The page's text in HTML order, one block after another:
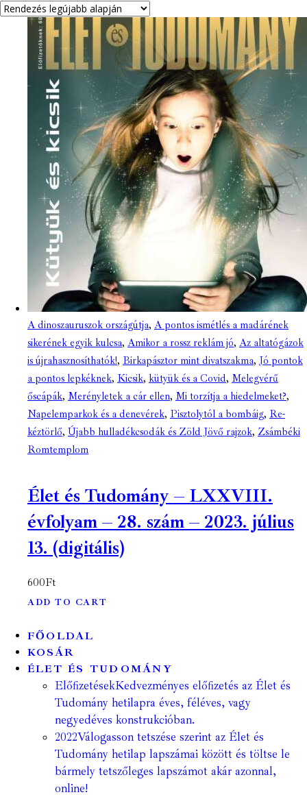
A dinoszauruszok országútja, A pontos ismétlés a madárének
sikerének egyik kulcsa, Amikor a rossz reklám jó, Az altatógázok
is újrahasznosíthatók!, Birkapásztor mint divatszakma, Jó pontok
a pontos lepkéknek, Kicsik, kütyük és a Covid, Melegvérű
őscápák, Merényletek a cár ellen, Mi torzítja a hiedelmeket?,
Napelemparkok és a denevérek, Pisztolytól a bombáig, Re-
kéztörlő, Újabb hulladékcsodák és Zöld Jövő rajzok, Zsámbéki
Romtemplom
Élet és Tudomány – LXXVIII.
évfolyam – 28. szám – 2023. július
13. (digitális)
600Ft
ADD TO CART
FŐOLDAL
KOSÁR
ÉLET ÉS TUDOMÁNY
ElőfizetésekKedvezményes előfizetés az Élet és
Tudomány hetilapra éves, féléves, vagy
negyedéves konstrukcióban.
2022Válogasson tetszése szerint az Élet és
Tudomány hetilap lapszámai között és töltse le
bármely tetszőleges lapszámot akár azonnal,
online!